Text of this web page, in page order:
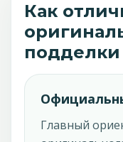
Как
подделки
Главный